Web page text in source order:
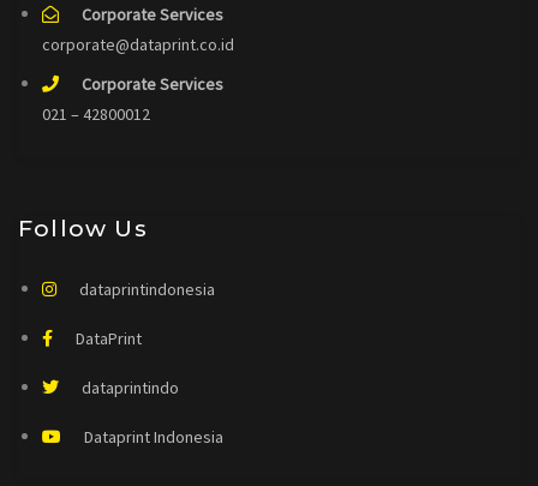
Follow Us
dataprintindonesia
DataPrint
dataprintindo
Dataprint Indonesia
Corporate Services
corporate@dataprint.co.id
Corporate Services
021 – 42800012